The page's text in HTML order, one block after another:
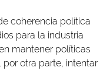
coherencia política
para la industria
mantener políticas
por otra parte, intentar